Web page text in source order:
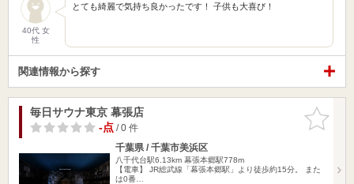
40代 女
性
とても綺麗で気持ち良かったです！ 子供も大喜び！
関連情報から探す
お気に入
りに追加
毎日サウナ東京 幕張店
-点/ 0 件
千葉県 / 千葉市美浜区
八千代台駅6.13km 幕張本郷駅778m
【電車】 JR総武線「幕張本郷駅」より徒歩約15分。 また
は0番…